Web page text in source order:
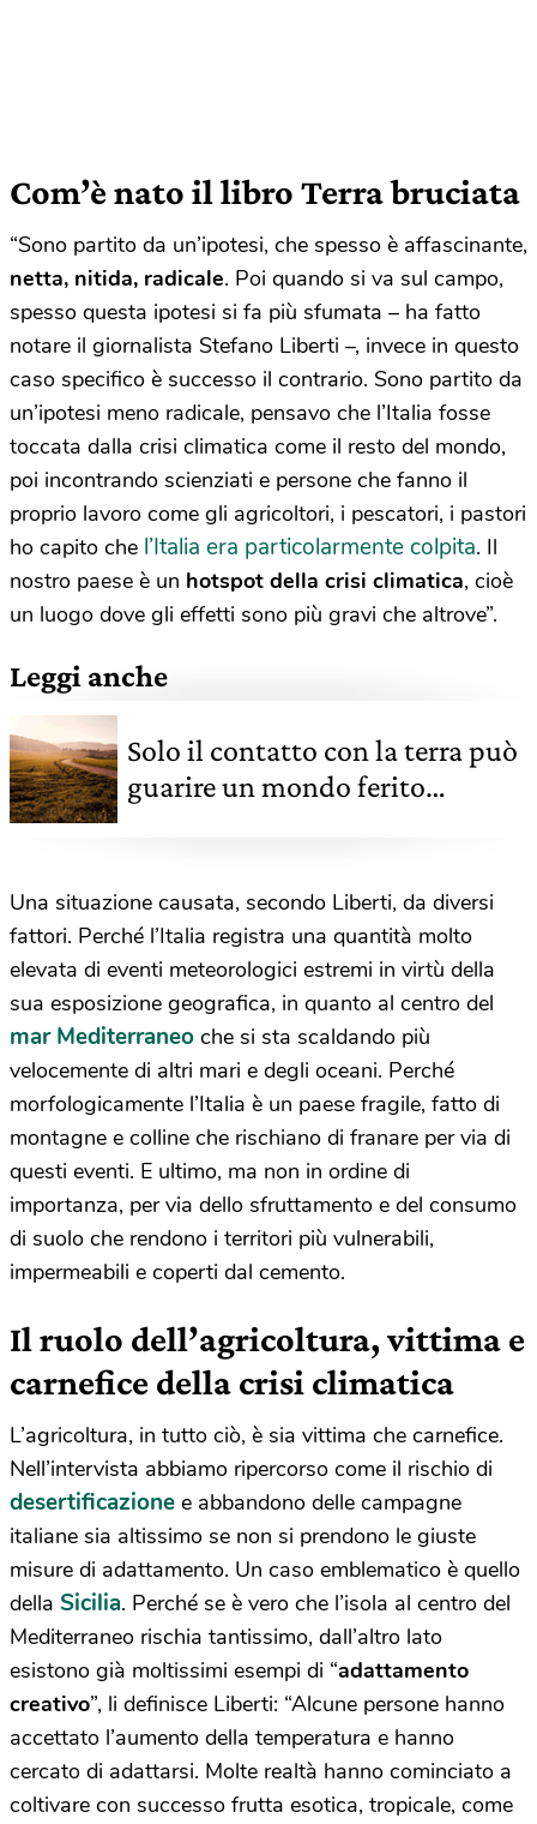
Com’è nato il libro Terra bruciata
“Sono partito da un’ipotesi, che spesso è affascinante,
netta, nitida, radicale. Poi quando si va sul campo,
spesso questa ipotesi si fa più sfumata – ha fatto
notare il giornalista Stefano Liberti –, invece in questo
caso specifico è successo il contrario. Sono partito da
un’ipotesi meno radicale, pensavo che l’Italia fosse
toccata dalla crisi climatica come il resto del mondo,
poi incontrando scienziati e persone che fanno il
proprio lavoro come gli agricoltori, i pescatori, i pastori
ho capito che l’Italia era particolarmente colpita. Il
nostro paese è un hotspot della crisi climatica, cioè
un luogo dove gli effetti sono più gravi che altrove”.
Leggi anche
Solo il contatto con la terra può
guarire un mondo ferito
Una situazione causata, secondo Liberti, da diversi
fattori. Perché l’Italia registra una quantità molto
elevata di eventi meteorologici estremi in virtù della
sua esposizione geografica, in quanto al centro del
mar Mediterraneo che si sta scaldando più
velocemente di altri mari e degli oceani. Perché
morfologicamente l’Italia è un paese fragile, fatto di
montagne e colline che rischiano di franare per via di
questi eventi. E ultimo, ma non in ordine di
importanza, per via dello sfruttamento e del consumo
di suolo che rendono i territori più vulnerabili,
impermeabili e coperti dal cemento.
Il ruolo dell’agricoltura, vittima e
carnefice della crisi climatica
L’agricoltura, in tutto ciò, è sia vittima che carnefice.
Nell’intervista abbiamo ripercorso come il rischio di
desertificazione e abbandono delle campagne
italiane sia altissimo se non si prendono le giuste
misure di adattamento. Un caso emblematico è quello
della Sicilia. Perché se è vero che l’isola al centro del
Mediterraneo rischia tantissimo, dall’altro lato
esistono già moltissimi esempi di “adattamento
creativo”, li definisce Liberti: “Alcune persone hanno
accettato l’aumento della temperatura e hanno
cercato di adattarsi. Molte realtà hanno cominciato a
coltivare con successo frutta esotica, tropicale, come